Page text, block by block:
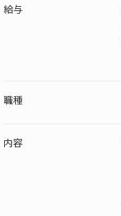
給与
職種
内容